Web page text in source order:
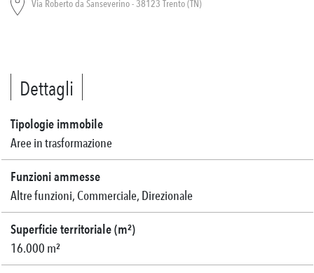
Via Roberto da Sanseverino - 38123 Trento (TN)
Dettagli
Tipologie immobile
Aree in trasformazione
Funzioni ammesse
Altre funzioni, Commerciale, Direzionale
Superficie territoriale (m²)
16.000 m²